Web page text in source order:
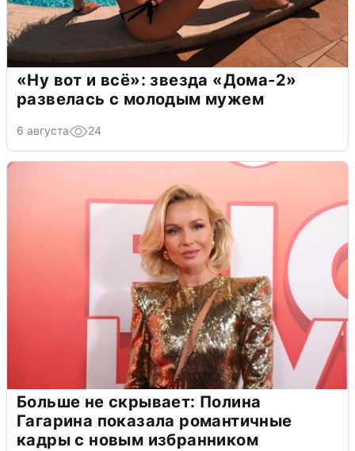
«Ну вот и всё»: звезда «Дома-2»
развелась с молодым мужем
6 августа 24
Больше не скрывает: Полина
Гагарина показала романтичные
кадры с новым избранником